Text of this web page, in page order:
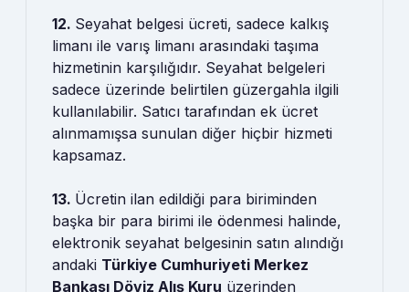
12. Seyahat belgesi ücreti, sadece kalkış
limanı ile varış limanı arasındaki taşıma
hizmetinin karşılığıdır. Seyahat belgeleri
sadece üzerinde belirtilen güzergahla ilgili
kullanılabilir. Satıcı tarafından ek ücret
alınmamışsa sunulan diğer hiçbir hizmeti
kapsamaz.
13. Ücretin ilan edildiği para biriminden
başka bir para birimi ile ödenmesi halinde,
elektronik seyahat belgesinin satın alındığı
andaki Türkiye Cumhuriyeti Merkez
Bankası Döviz Alış Kuru üzerinden